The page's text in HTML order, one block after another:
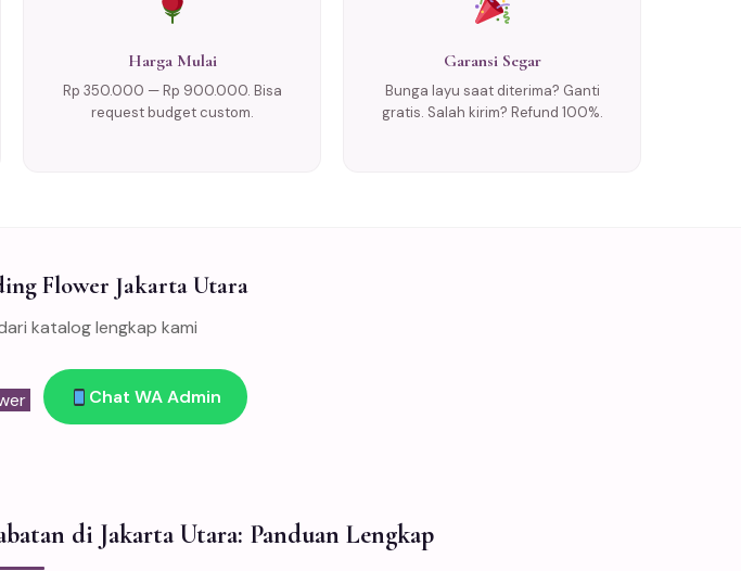
Harga Mulai
Rp 350.000 — Rp 900.000. Bisa
request budget custom.
Garansi Segar
Bunga layu saat diterima? Ganti
gratis. Salah kirim? Refund 100%.
Flower Jakarta Utara
katalog lengkap kami
Chat WA Admin
di Jakarta Utara: Panduan Lengkap